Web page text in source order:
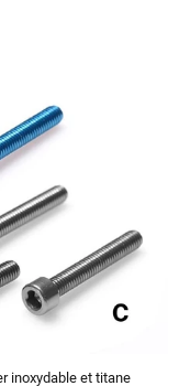
inoxydable et titane